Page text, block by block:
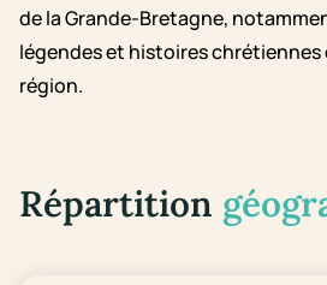
de la Grande-Bretagne,
légendes et histoires
région.
Répartition